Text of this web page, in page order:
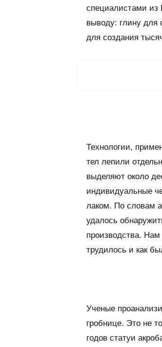
специалистами из
выводу: глину для
для создания
Технологии,
тел лепили
выделяют около
индивидуальные
лаком. По словам
удалось
производства.
трудилось и как
Ученые
гробнице. Это не
годов статуи